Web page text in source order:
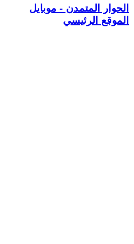
الحوار المتمدن - موبايل
الموقع الرئيسي